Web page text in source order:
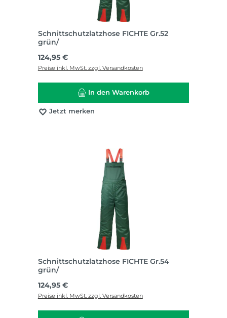
Schnittschutzlatzhose FICHTE Gr.52
grün/
Regulärer Preis:
124,95 €
Preise inkl. MwSt. zzgl. Versandkosten
In den Warenkorb
Jetzt merken
Schnittschutzlatzhose FICHTE Gr.54
grün/
Regulärer Preis:
124,95 €
Preise inkl. MwSt. zzgl. Versandkosten